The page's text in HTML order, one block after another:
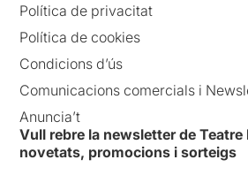
Política de privacitat
Política de cookies
Condicions d’ús
Comunicacions comercials i
Anuncia’t
Vull rebre la newsletter de Teatre
novetats, promocions i sorteigs